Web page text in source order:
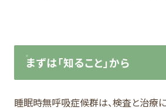
まずは「知ること」から
睡眠時無呼吸症候群は、検査と治療